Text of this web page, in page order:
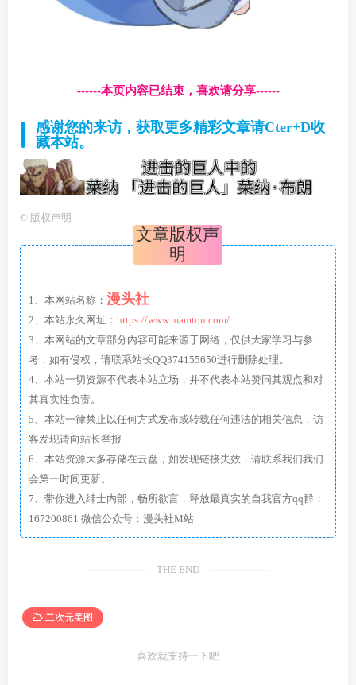
------本页内容已结束，喜欢请分享------
感谢您的来访，获取更多精彩文章请Cter+D收
藏本站。
© 版权声明
文章版权声
明
1、本网站名称： 漫头社
2、本站永久网址： https://www.mamtou.com/
3、本网站的文章部分内容可能来源于网络，仅供大家学习与参
考，如有侵权，请联系站长QQ374155650进行删除处理。
4、本站一切资源不代表本站立场，并不代表本站赞同其观点和对
其真实性负责。
5、本站一律禁止以任何方式发布或转载任何违法的相关信息，访
客发现请向站长举报
6、本站资源大多存储在云盘，如发现链接失效，请联系我们我们
会第一时间更新。
7、带你进入绅士内部，畅所欲言，释放最真实的自我官方qq群：
167200861 微信公众号：漫头社M站
THE END
二次元美图
喜欢就支持一下吧